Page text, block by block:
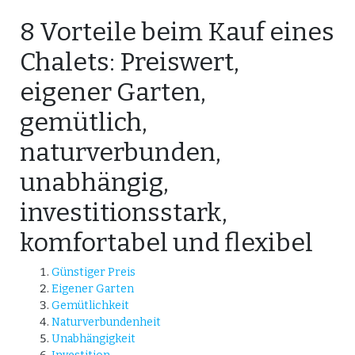
8 Vorteile beim Kauf eines
Chalets: Preiswert,
eigener Garten,
gemütlich,
naturverbunden,
unabhängig,
investitionsstark,
komfortabel und flexibel
Günstiger Preis
Eigener Garten
Gemütlichkeit
Naturverbundenheit
Unabhängigkeit